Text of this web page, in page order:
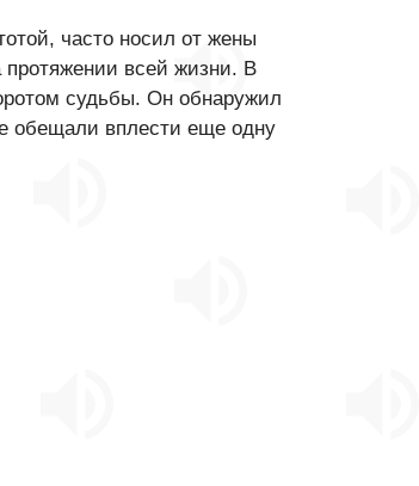
часто носил от жены
протяжении всей жизни. В
судьбы. Он обнаружил
обещали вплести еще одну